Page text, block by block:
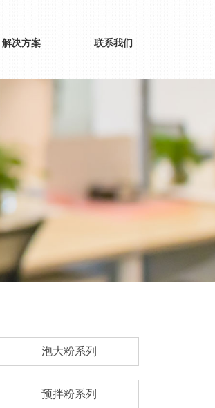
解决方案 联系我们
泡大粉系列
预拌粉系列